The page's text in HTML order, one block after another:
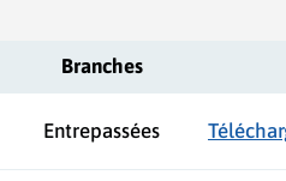
Branches
Entrepassées